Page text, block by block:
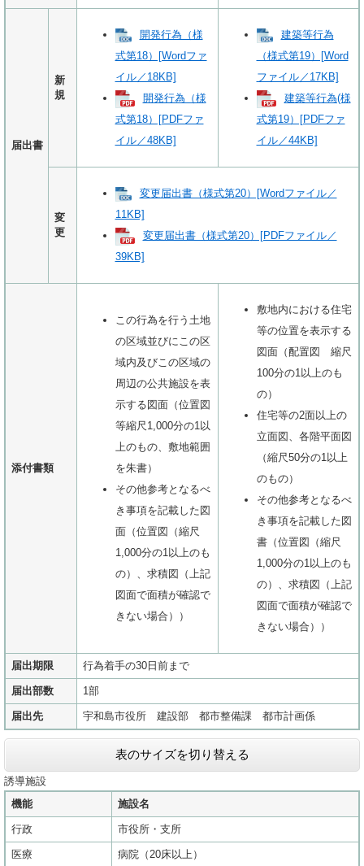
届出書
新
規
開発行為（様
式第18）[Wordファ
イル／18KB]
開発行為（様
式第18）[PDFファ
イル／48KB]
建築等行為
（様式第19）[Word
ファイル／17KB]
建築等行為(様
式第19）[PDFファ
イル／44KB]
変
更
変更届出書（様式第20）[Wordファイル／
11KB]
変更届出書（様式第20）[PDFファイル／
39KB]
添付書類
この行為を行う土地
の区域並びにこの区
域内及びこの区域の
周辺の公共施設を表
示する図面（位置図
等縮尺1,000分の1以
上のもの、敷地範囲
を朱書）
その他参考となるべ
き事項を記載した図
面（位置図（縮尺
1,000分の1以上のも
の）、求積図（上記
図面で面積が確認で
きない場合））
敷地内における住宅
等の位置を表示する
図面（配置図 縮尺
100分の1以上のも
の）
住宅等の2面以上の
立面図、各階平面図
（縮尺50分の1以上
のもの）
その他参考となるべ
き事項を記載した図
書（位置図（縮尺
1,000分の1以上のも
の）、求積図（上記
図面で面積が確認で
きない場合））
届出期限 行為着手の30日前まで
届出部数 1部
届出先 宇和島市役所 建設部 都市整備課 都市計画係
表のサイズを切り替える
誘導施設
機能
施設名
行政 市役所・支所
医療 病院（20床以上）